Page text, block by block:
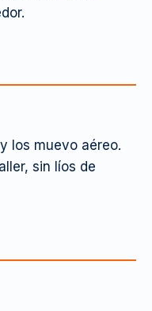
los muevo aéreo.
sin líos de